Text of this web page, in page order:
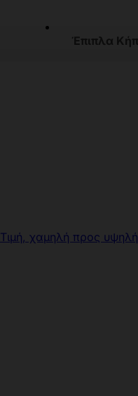
Έπιπλα
Τιμή, χαμηλή προς υψηλή